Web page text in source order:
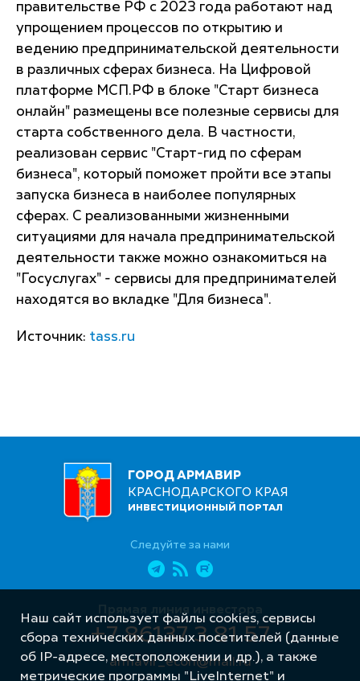
правительстве РФ с 2023 года работают над
упрощением процессов по открытию и
ведению предпринимательской деятельности
в различных сферах бизнеса. На Цифровой
платформе МСП.РФ в блоке "Старт бизнеса
онлайн" размещены все полезные сервисы для
старта собственного дела. В частности,
реализован сервис "Старт-гид по сферам
бизнеса", который поможет пройти все этапы
запуска бизнеса в наиболее популярных
сферах. С реализованными жизненными
ситуациями для начала предпринимательской
деятельности также можно ознакомиться на
"Госуслугах" - сервисы для предпринимателей
находятся во вкладке "Для бизнеса".
Источник: tass.ru
ГОРОД АРМАВИР
КРАСНОДАРСКОГО КРАЯ
ИНВЕСТИЦИОННЫЙ ПОРТАЛ
Следуйте за нами
Прямая линия инвестора
+7 86137 3 81 57
armavir_econ@mail.ru
Наш сайт использует файлы cookies, сервисы
сбора технических данных посетителей (данные
об IP-адресе, местоположении и др.), а также
метрические программы "LiveInternet" и